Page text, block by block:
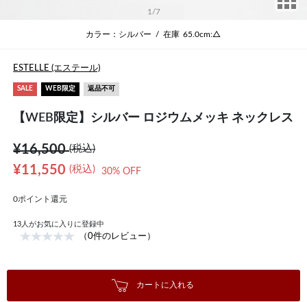
1 /7
カラー：シルバー / 在庫 65.0cm:△
ESTELLE (エステール)
SALE WEB限定 返品不可
【WEB限定】シルバー ロジウムメッキ ネックレス
¥16,500(税込)
¥11,550(税込) 30% OFF
0ポイント還元
13 人がお気に入りに登録中
（0件のレビュー）
カートに入れる